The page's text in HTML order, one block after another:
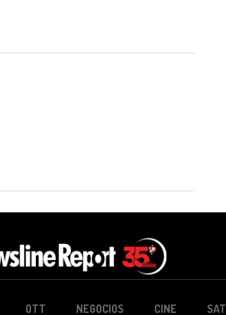
OTT NEGOCIOS CINE